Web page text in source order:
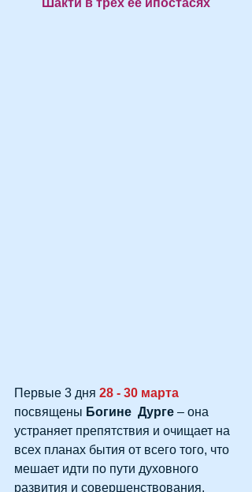
Шакти в трех её ипостасях
Первые 3 дня 28 - 30 марта
посвящены Богине  Дурге – она
устраняет препятствия и очищает на
всех планах бытия от всего того, что
мешает идти по пути духовного
развития и совершенствования.